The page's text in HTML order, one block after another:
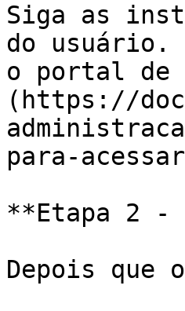
Siga as
do usuário.
o portal de
(https://
para-
**Etapa 2 -
Depois